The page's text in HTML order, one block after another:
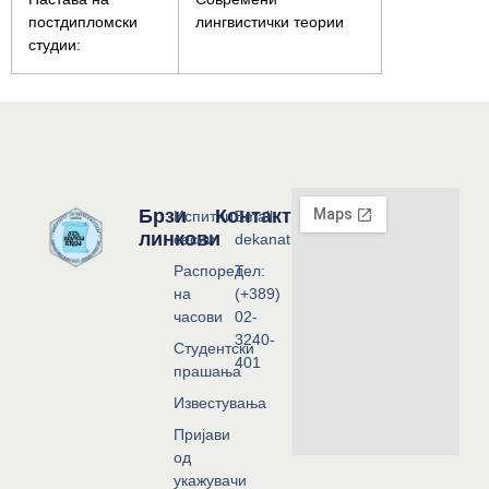
постдипломски
студии:
лингвистички теории
Брзи
линкови
Испитни
сесии
Распоред
на
часови
Студентски
прашања
Известувања
Пријави
од
укажувачи
Контакт
Email:
dekanat@flf.ukim.edu.mk
Тел:
(+389)
02-
3240-
401